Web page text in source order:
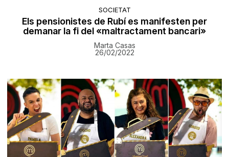
SOCIETAT
Els pensionistes de Rubí es manifesten per
demanar la fi del «maltractament bancari»
Marta Casas
26/02/2022